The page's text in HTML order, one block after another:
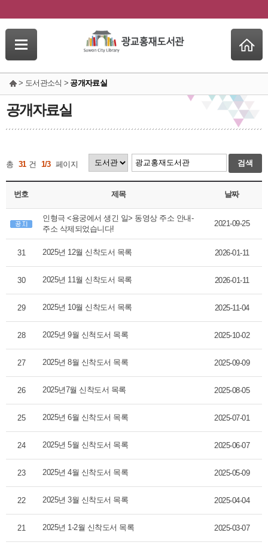
> 도서관소식 > 공개자료실
공개자료실
총 31 건 1/3 페이지 검색
번호 제목 날짜
인형극 <용궁에서 생긴 일> 동영상 주소 안내-
주소 삭제되었습니다!
2021-09-25
31 2025년 12월 신착도서 목록 2026-01-11
30 2025년 11월 신착도서 목록 2026-01-11
29 2025년 10월 신착도서 목록 2025-11-04
28 2025년 9월 신척도서 목록 2025-10-02
27 2025년 8월 신착도서 목록 2025-09-09
26 2025년7월 신착도서 목록 2025-08-05
25 2025년 6월 신착도서 목록 2025-07-01
24 2025년 5월 신착도서 목록 2025-06-07
23 2025년 4월 신착도서 목록 2025-05-09
22 2025년 3월 신착도서 목록 2025-04-04
21 2025년 1-2월 신착도서 목록 2025-03-07